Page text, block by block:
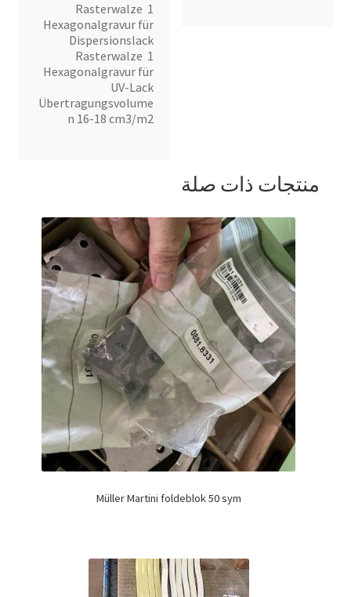
1 Rasterwalze
Hexagonalgravur für
Dispersionslack
1 Rasterwalze
Hexagonalgravur für
UV-Lack
Übertragungsvolume
n 16-18 cm3/m2
منتجات ذات صلة
Müller Martini foldeblok 50 sym